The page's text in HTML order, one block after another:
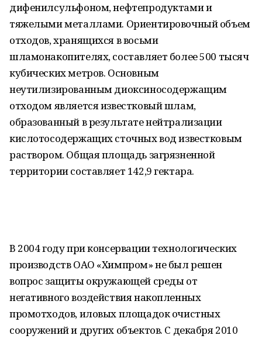
дифенилсульфоном, нефтепродуктами и
тяжелыми металлами. Ориентировочный объем
отходов, хранящихся в восьми
шламонакопителях, составляет более 500 тысяч
кубических метров. Основным
неутилизированным диоксиносодержащим
отходом является известковый шлам,
образованный в результате нейтрализации
кислотосодержащих сточных вод известковым
раствором. Общая площадь загрязненной
территории составляет 142,9 гектара.
В 2004 году при консервации технологических
производств ОАО «Химпром» не был решен
вопрос защиты окружающей среды от
негативного воздействия накопленных
промотходов, иловых площадок очистных
сооружений и других объектов. С декабря 2010